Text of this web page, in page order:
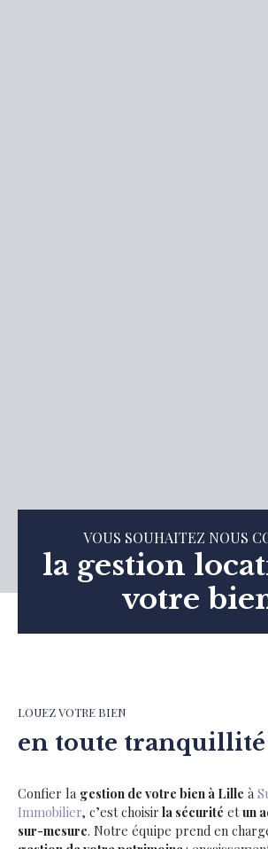
VOUS SOUHAITEZ NOUS
la gestion
votre
LOUEZ VOTRE BIEN
en toute tranquillité
Confier la gestion de votre bien à Lille à
Immobilier, c’est choisir la sécurité etun
sur-mesure. Notre équipe prend en